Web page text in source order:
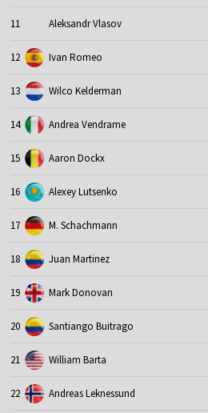
11 Aleksandr Vlasov
12 Ivan Romeo
13 Wilco Kelderman
14 Andrea Vendrame
15 Aaron Dockx
16 Alexey Lutsenko
17 M. Schachmann
18 Juan Martinez
19 Mark Donovan
20 Santiango Buitrago
21 William Barta
22 Andreas Leknessund